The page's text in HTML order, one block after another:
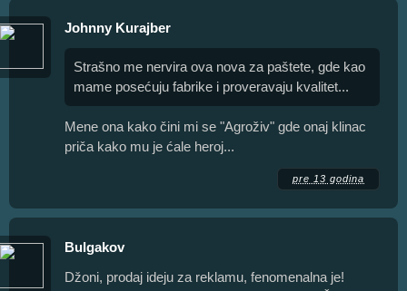
Johnny Kurajber
Strašno me nervira ova nova za paštete, gde kao
mame posećuju fabrike i proveravaju kvalitet...
Mene ona kako čini mi se "Agroživ" gde onaj klinac
priča kako mu je ćale heroj...
pre 13 godina
Bulgakov
Džoni, prodaj ideju za reklamu, fenomenalna je!